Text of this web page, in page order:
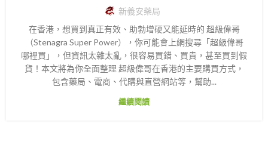
新義安藥局
在香港，想買到真正有效、助勃增硬又能延時的 超級偉哥
（Stenagra Super Power），你可能會上網搜尋「超級偉哥
哪裡買」，但資訊太雜太亂，很容易買錯、買貴，甚至買到假
貨！本文將為你全面整理 超級偉哥在香港的主要購買方式，
包含藥局、電商、代購與直營網站等，幫助...
繼續閱讀